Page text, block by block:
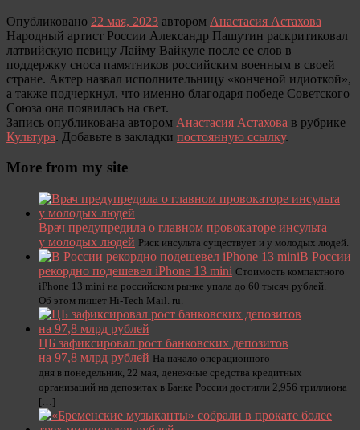
Опубликовано 22 мая, 2023 автором Анастасия Астахова
Народный артист России Александр Пашутин раскритиковал
латвийскую певицу Лайму Вайкуле после ее слов в
поддержку сноса памятников российским военным в своей
стране. Актер назвал исполнительницу «конченой идиоткой»,
а также подчеркнул, что именно благодаря победе Советского
Союза она появилась на свет.
Запись опубликована автором Анастасия Астахова в рубрике
Культура. Добавьте в закладки постоянную ссылку.
More from my site
Врач предупредила о главном провокаторе инсульта
у молодых людей Риск инсульта существует и у молодых людей.
В России
рекордно подешевел iPhone 13 mini Стоимость компактного
iPhone 13 mini на российском рынке упала до 60 тысяч рублей.
Об этом пишет Hi-Tech Mail. ru.
ЦБ зафиксировал рост банковских депозитов
на 97,8 млрд рублей На начало операционного
дня в понедельник, 22 мая, денежные средства кредитных
организаций на депозитах в Банке России достигли 2,956 триллиона
[…]